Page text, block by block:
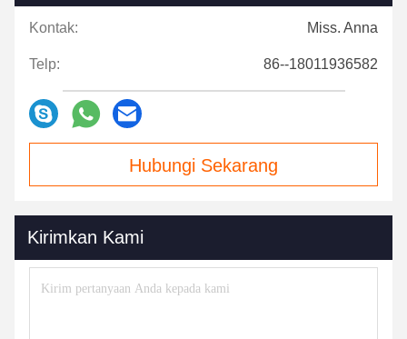
Kontak: Miss. Anna
Telp: 86--18011936582
Hubungi Sekarang
Kirimkan Kami